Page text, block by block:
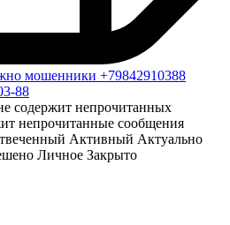
мошенники +79842910388
88
содержит непрочитанных
непрочитанные сообщения
Активный Актуально
Личное Закрыто